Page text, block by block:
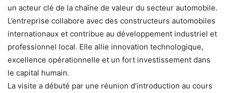
un acteur clé de la chaîne de valeur du secteur automobile.
L’entreprise collabore avec des constructeurs automobiles
internationaux et contribue au développement industriel et
professionnel local. Elle allie innovation technologique,
excellence opérationnelle et un fort investissement dans
le capital humain.
La visite a débuté par une réunion d’introduction au cours